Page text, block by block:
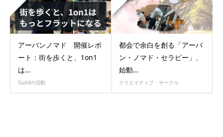
アーバンノマド 開催レポ
ート：街を歩くと、1on1
は...
Guildの活動
都会で余白を創る「アーバ
ン・ノマド・セラピー」、
始動...
クリエイティブ・サークル